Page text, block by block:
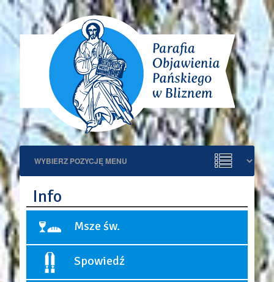
Info
Msze św.
Niedziele i święta:
9:00
10:30 - Msza święta dla dzieci, (wrzesień - czerwiec)
Spowiedź